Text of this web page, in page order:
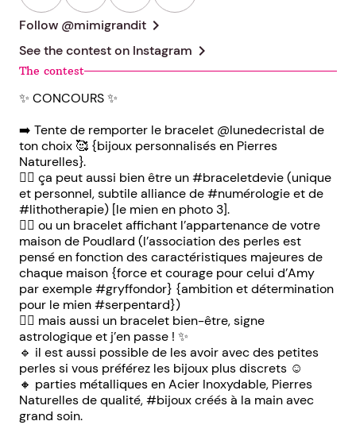
Follow @mimigrandit chevron_right
See the contest on Instagram chevron_right
The contest
✨ CONCOURS ✨
➡️ Tente de remporter le bracelet @lunedecristal de
ton choix 🥰 {bijoux personnalisés en Pierres
Naturelles}.
👉🏻 ça peut aussi bien être un #braceletdevie (unique
et personnel, subtile alliance de #numérologie et de
#lithotherapie) [le mien en photo 3].
👉🏻 ou un bracelet affichant l’appartenance de votre
maison de Poudlard (l’association des perles est
pensé en fonction des caractéristiques majeures de
chaque maison {force et courage pour celui d’Amy
par exemple #gryffondor} {ambition et détermination
pour le mien #serpentard})
👉🏻 mais aussi un bracelet bien-être, signe
astrologique et j’en passe ! ✨
🔹 il est aussi possible de les avoir avec des petites
perles si vous préférez les bijoux plus discrets ☺️
🔸 parties métalliques en Acier Inoxydable, Pierres
Naturelles de qualité, #bijoux créés à la main avec
grand soin.